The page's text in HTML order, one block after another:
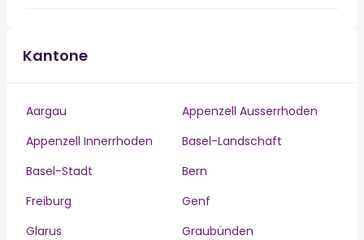
Kantone
Aargau
Appenzell Ausserrhoden
Appenzell Innerrhoden
Basel-Landschaft
Basel-Stadt
Bern
Freiburg
Genf
Glarus
Graubünden